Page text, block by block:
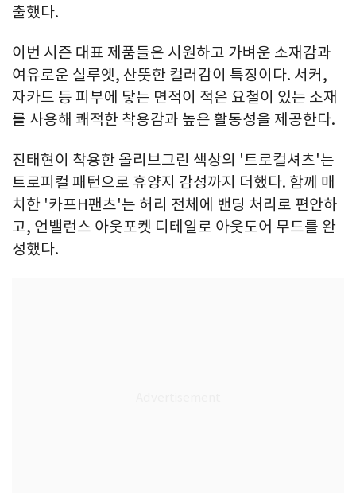
출했다.
이번 시즌 대표 제품들은 시원하고 가벼운 소재감과
여유로운 실루엣, 산뜻한 컬러감이 특징이다. 서커,
자카드 등 피부에 닿는 면적이 적은 요철이 있는 소재
를 사용해 쾌적한 착용감과 높은 활동성을 제공한다.
진태현이 착용한 올리브그린 색상의 '트로컬셔츠'는
트로피컬 패턴으로 휴양지 감성까지 더했다. 함께 매
치한 '카프H팬츠'는 허리 전체에 밴딩 처리로 편안하
고, 언밸런스 아웃포켓 디테일로 아웃도어 무드를 완
성했다.